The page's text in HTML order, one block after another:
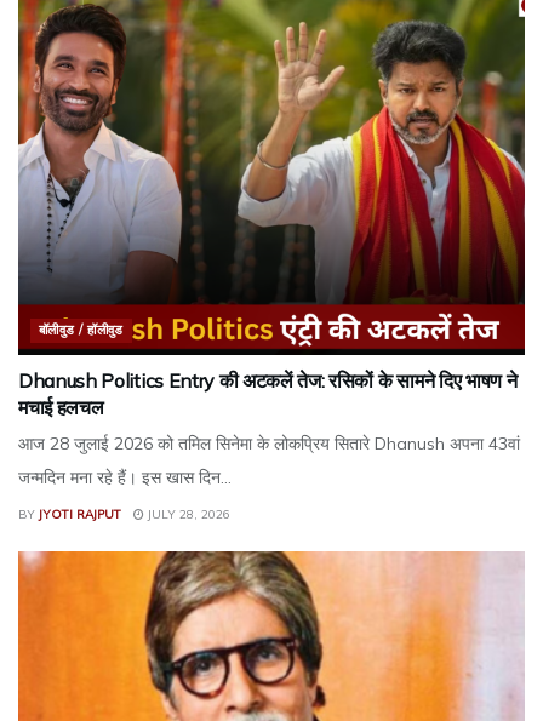
बॉलीवुड / हॉलीवुड
Dhanush Politics Entry की अटकलें तेज: रसिकों के सामने दिए भाषण ने
मचाई हलचल
आज 28 जुलाई 2026 को तमिल सिनेमा के लोकप्रिय सितारे Dhanush अपना 43वां
जन्मदिन मना रहे हैं। इस खास दिन...
BY JYOTI RAJPUT JULY 28, 2026